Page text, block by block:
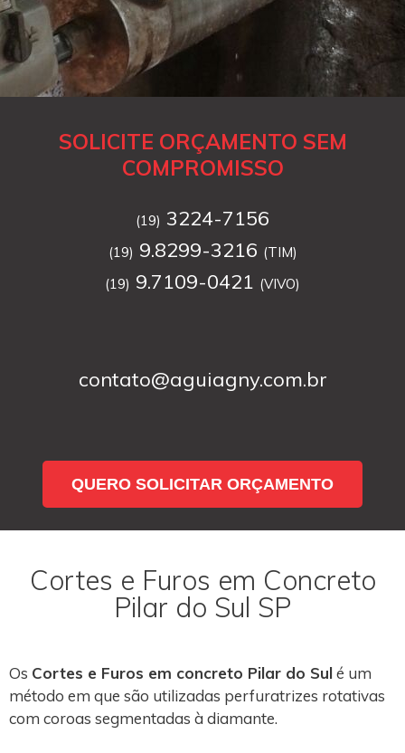
SOLICITE ORÇAMENTO SEM
COMPROMISSO
(19) 3224-7156
(19) 9.8299-3216 (TIM)
(19) 9.7109-0421 (VIVO)
contato@aguiagny.com.br
QUERO SOLICITAR ORÇAMENTO
Cortes e Furos em Concreto
Pilar do Sul SP
Os Cortes e Furos em concreto Pilar do Sulé um
método em que são utilizadas perfuratrizes rotativas
com coroas segmentadas à diamante.